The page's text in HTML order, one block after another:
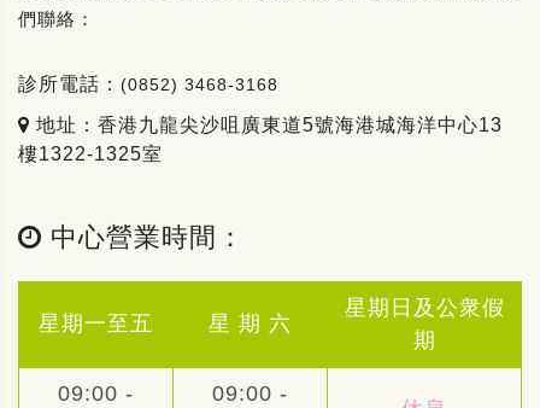
們聯絡：
診所電話： (0852) 3468-3168
地址：香港九龍尖沙咀廣東道5號海港城海洋中心13
樓1322-1325室
中心營業時間：
星期一至五 星 期 六
星期日及公衆假
期
09:00 - 09:00 -